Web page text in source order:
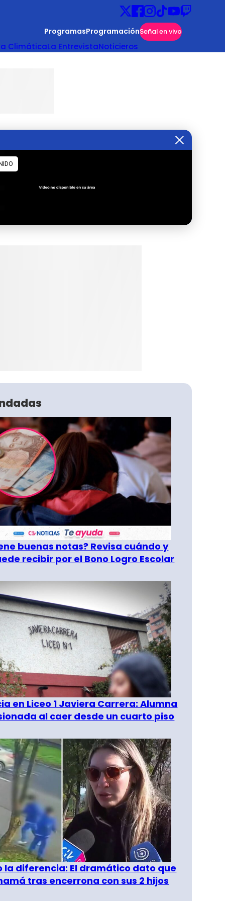
ProgramasProgramaciónSeñal en vivo
ClimáticaLa EntrevistaNoticieros
buenas notas? Revisa cuándo y
recibir por el Bono Logro Escolar
en Liceo 1 Javiera Carrera: Alumna
al caer desde un cuarto piso
la diferencia: El dramático dato que
tras encerrona con sus 2 hijos